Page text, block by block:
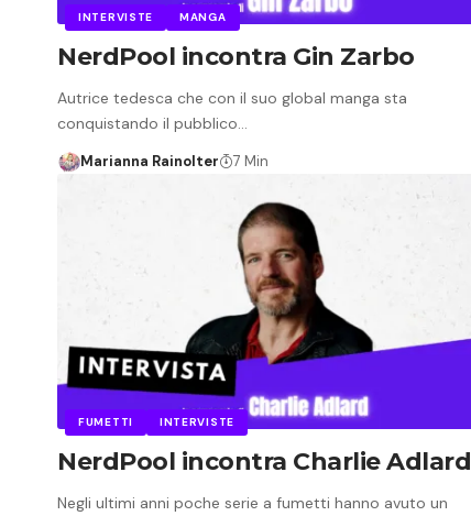
INTERVISTE MANGA
NerdPool incontra Gin Zarbo
Autrice tedesca che con il suo global manga sta
conquistando il pubblico…
Marianna Rainolter 7 Min
FUMETTI INTERVISTE
NerdPool incontra Charlie Adlard
Negli ultimi anni poche serie a fumetti hanno avuto un